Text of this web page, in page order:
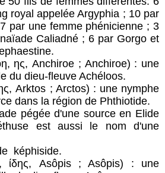
royal appelée Argyphia ; 10 par
par une femme phénicienne ; 3
Caliadné ; 6 par Gorgo et
ης, Anchiroe ; Anchiroe) : une
du dieu-fleuve Achéloos.
Arktos ; Arctos) : une nymphe
dans la région de Phthiotide.
pégée d'une source en Elide
est aussi le nom d'une
képhiside.
ίδης, Asôpis ; Asôpis) : une